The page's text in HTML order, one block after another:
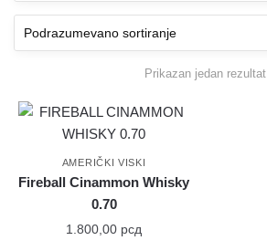
Prikazan jedan rezultat
AMERIČKI VISKI
Fireball Cinammon Whisky
0.70
1.800,00 рсд